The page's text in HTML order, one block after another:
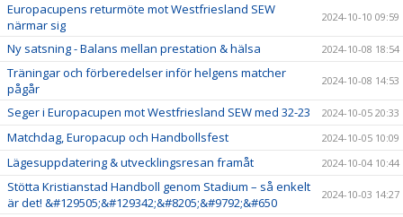
Europacupens returmöte mot Westfriesland SEW
närmar sig
2024-10-10 09:59
Ny satsning - Balans mellan prestation & hälsa 2024-10-08 18:54
Träningar och förberedelser inför helgens matcher
pågår
2024-10-08 14:53
Seger i Europacupen mot Westfriesland SEW med 32-23 2024-10-05 20:33
Matchdag, Europacup och Handbollsfest 2024-10-05 10:09
Lägesuppdatering & utvecklingsresan framåt 2024-10-04 10:44
Stötta Kristianstad Handboll genom Stadium – så enkelt
är det! &#129505;&#129342;&#8205;&#9792;&#650
2024-10-03 14:27